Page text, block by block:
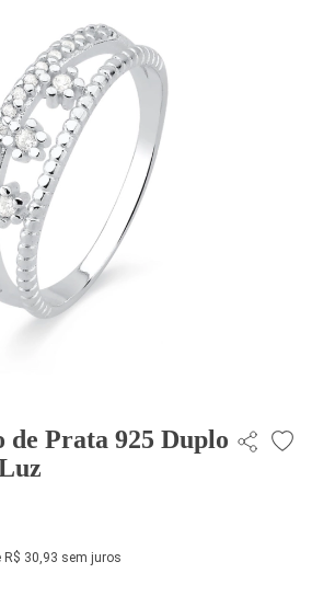
de Prata 925 Duplo
R$ 30,93 sem juros